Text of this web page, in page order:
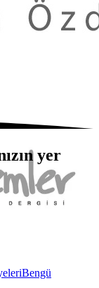
yer
Bengü